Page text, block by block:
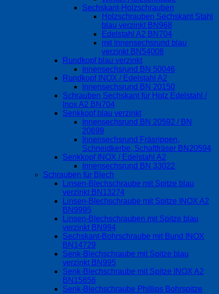
Sechskant-Holzschrauben
Holzschrauben Sechskant Stahl
blau verzinkt BN968
Edelstahl A2 BN704
mit Innensechsrund blau
verzinkt BN54008
Rundkopf blau verzinkt
Innensechsrund BN 50046
Rundkopf INOX / Edelstahl A2
Innensechsrund BN 20150
Schrauben Sechskant für Holz Edelstahl /
Inox A2 BN704
Senkkopf blau verzinkt
Innensechsrund BN 20592 / BN
20699
Innensechsrund Fräsrippen,
Schneidkerbe, Schaftfräser BN20594
Senkkopf INOX / Edelstahl A2
Innensechsrund BN 33022
Schrauben für Blech
Linsen-Blechschraube mit Spitze blau
verzinkt BN13274
Linsen-Blechschraube mit Spitze INOX A2
BN9995
Linsen-Blechschrauben mit Spitze blau
verzinkt BN994
Sechskant-Bohrschraube mit Bund INOX
BN14729
Senk-Blechschraube mit Spitze blau
verzinkt BN995
Senk-Blechschraube mit Spitze INOX A2
BN15856
Senk-Blechschraube Phillips Bohrspitze